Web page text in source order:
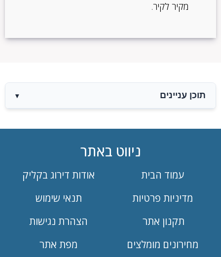
מקיר לקיר.
תוכן עניינים ▾
ניווט באתר
עמוד הבית
אודות דירוג בקליק
מדיניות פרטיות
תנאי שימוש
תקנון אתר
הצהרת נגישות
מחירונים מומלצים
מפת אתר